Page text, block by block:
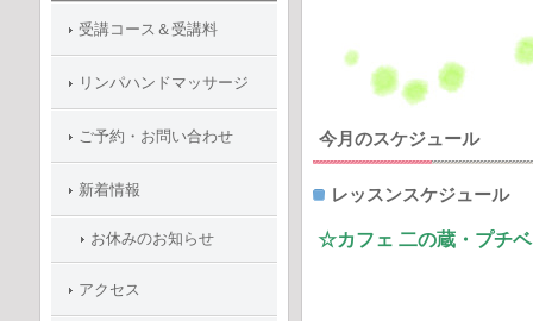
今月のスケジュール
レッスンスケジュール
☆カフェ 二の蔵・プチ
受講コース＆受講料
リンパハンドマッサージ
ご予約・お問い合わせ
新着情報
お休みのお知らせ
アクセス